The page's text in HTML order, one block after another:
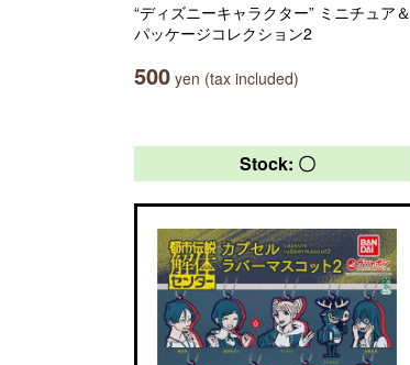
“ディズニーキャラクター” ミニチュア＆
パッケージコレクション2
500 yen (tax included)
Stock: 〇